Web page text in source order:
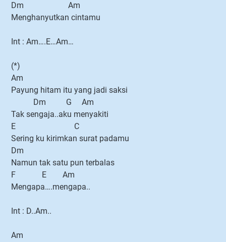
Dm Am
Menghanyutkan cintamu
Int : Am….E…Am…
(*)
Am
Payung hitam itu yang jadi saksi
Dm G Am
Tak sengaja..aku menyakiti
E C
Sering ku kirimkan surat padamu
Dm
Namun tak satu pun terbalas
F E Am
Mengapa….mengapa..
Int : D..Am..
Am